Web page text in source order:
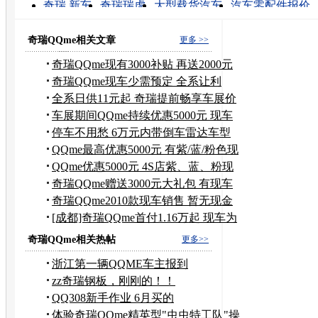
奇瑞 新车 奇瑞瑞虎 大型载货汽车
汽车零配件报价
更多 >>
奇瑞QQme相关文章
奇瑞QQme现有3000补贴 再送2000元
礼包
奇瑞QQme现车少需预定 全系让利
5000元
全系日供11元起 奇瑞提前畅享车展价
车展期间QQme持续优惠5000元 现车
供应
停车不用愁 6万元内带倒车雷达车型
推荐
QQme最高优惠5000元 有紫/蓝/粉色现
车
QQme优惠5000元 4S店紫、蓝、粉现
车足
奇瑞QQme赠送3000元大礼包 有现车
到店
奇瑞QQme2010款现车销售 暂无现金
优惠
[成都]奇瑞QQme首付1.16万起 现车为
粉色
更多>>
奇瑞QQme相关热帖
浙江第一辆QQME车主报到
zz奇瑞钢板，刚刚的！！
QQ308新手作业 6月买的
体验奇瑞QQme精英型"虫虫特工队"操